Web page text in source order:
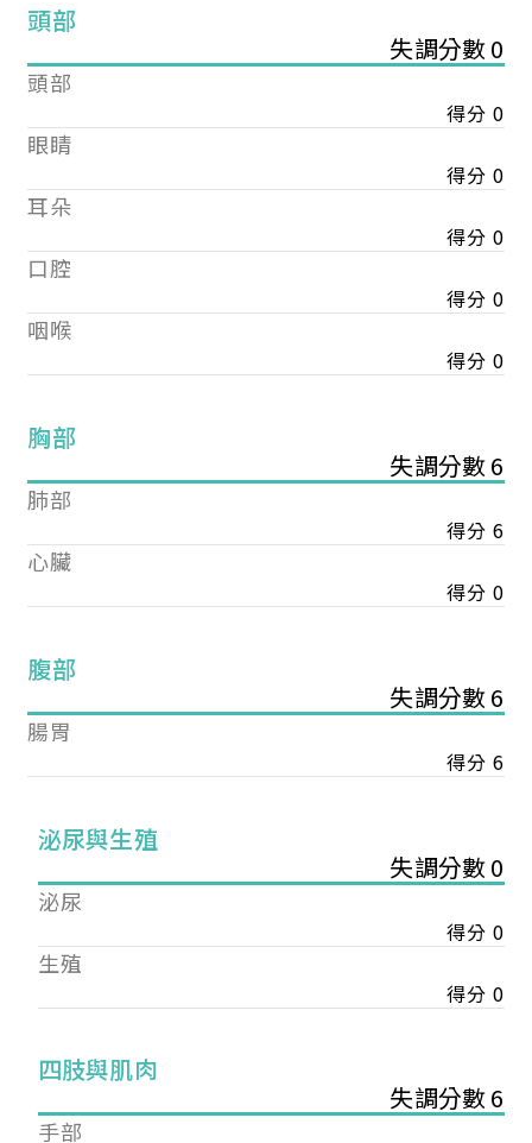
頭部
失調分數 0
頭部
得分 0
眼睛
得分 0
耳朵
得分 0
口腔
得分 0
咽喉
得分 0
胸部
失調分數 6
肺部
得分 6
心臟
得分 0
腹部
失調分數 6
腸胃
得分 6
泌尿與生殖
失調分數 0
泌尿
得分 0
生殖
得分 0
四肢與肌肉
失調分數 6
手部
您已成功送出會員申請
您好，您的會員申請，已成功送出，經本協會理事